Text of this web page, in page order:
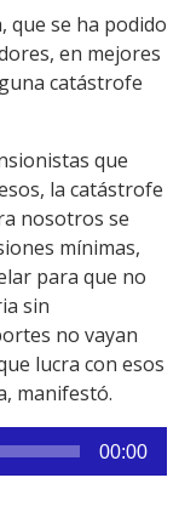
que se ha podido
en mejores
catástrofe
que
la catástrofe
nosotros se
mínimas,
para que no
sin
no vayan
lucra con esos
manifestó.
00:00